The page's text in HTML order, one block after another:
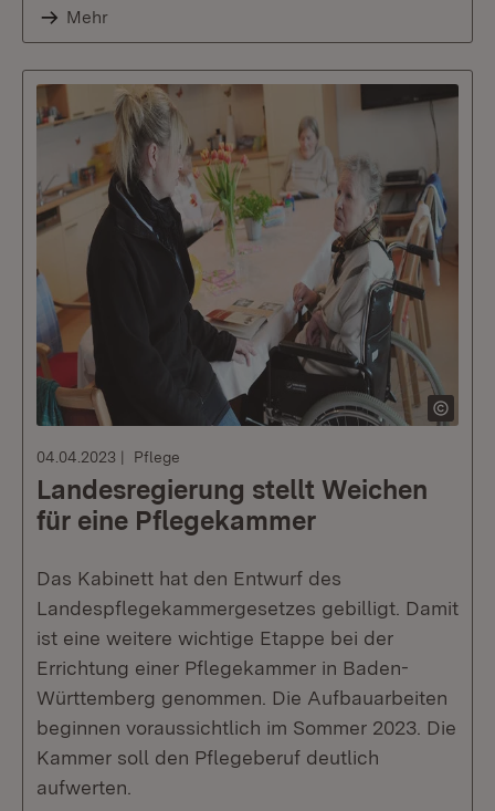
Mehr
04.04.2023 Pflege
Landesregierung stellt Weichen
für eine Pflegekammer
Das Kabinett hat den Entwurf des
Landespflegekammergesetzes gebilligt. Damit
ist eine weitere wichtige Etappe bei der
Errichtung einer Pflegekammer in Baden-
Württemberg genommen. Die Aufbauarbeiten
beginnen voraussichtlich im Sommer 2023. Die
Kammer soll den Pflegeberuf deutlich
aufwerten.